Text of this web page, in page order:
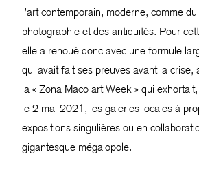
l’art contemporain, moderne, comme
photographie et des antiquités. Pour
elle a renoué donc avec une formule
qui avait fait ses preuves avant la crise,
la « Zona Maco art Week » qui
le 2 mai 2021, les galeries locales à
expositions singulières ou en
gigantesque mégalopole.